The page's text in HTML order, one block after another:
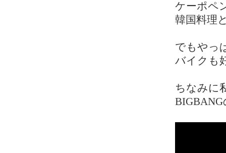
ケーポペ
韓国料理
でもやっ
バイクも
ちなみに